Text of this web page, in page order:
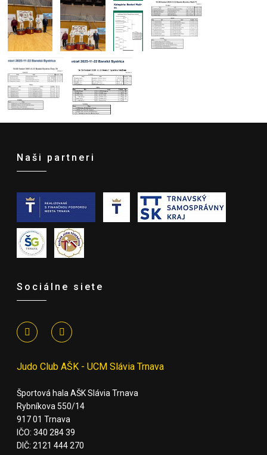
Naši partneri
Sociálne siete
Judo Club AŠK - UCM Slávia Trnava
Športová hala AŠK Slávia Trnava
Rybníkova 550/14
917 01 Trnava
IČO: 340 284 39
DIČ: 2121 444 270